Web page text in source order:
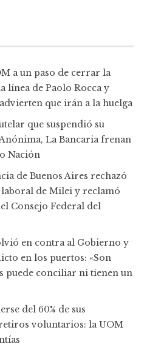
a un paso de cerrar la
línea de Paolo Rocca y
que irán a la huelga
que suspendió su
La Bancaria frenan
Nación
de Buenos Aires rechazó
de Milei y reclamó
Consejo Federal del
en contra al Gobierno y
en los puertos: «Son
puede conciliar ni tienen un
del 60% de sus
voluntarios: la UOM